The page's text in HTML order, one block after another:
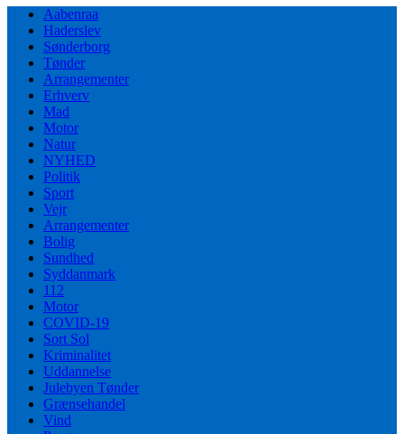
Aabenraa
Haderslev
Sønderborg
Tønder
Arrangementer
Erhverv
Mad
Motor
Natur
NYHED
Politik
Sport
Vejr
Arrangementer
Bolig
Sundhed
Syddanmark
112
Motor
COVID-19
Sort Sol
Kriminalitet
Uddannelse
Julebyen Tønder
Grænsehandel
Vind